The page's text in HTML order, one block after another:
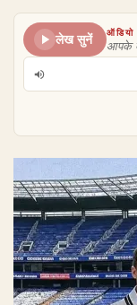
लेख सुनें
ऑडियो
आपके